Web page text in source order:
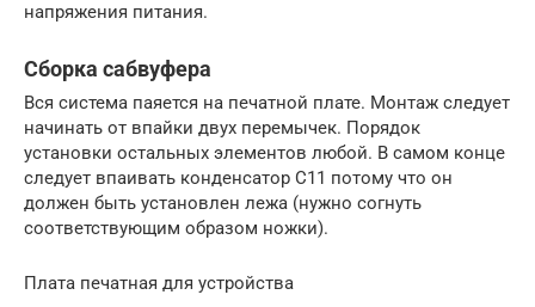
напряжения питания.
Сборка сабвуфера
Вся система паяется на печатной плате. Монтаж следует
начинать от впайки двух перемычек. Порядок
установки остальных элементов любой. В самом конце
следует впаивать конденсатор C11 потому что он
должен быть установлен лежа (нужно согнуть
соответствующим образом ножки).
Плата печатная для устройства